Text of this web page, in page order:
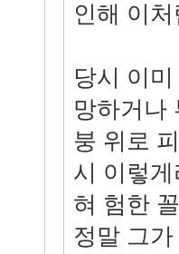
인해 이
당시 이
망하거나
붕 위로
시 이렇
혀 험한
정말 그